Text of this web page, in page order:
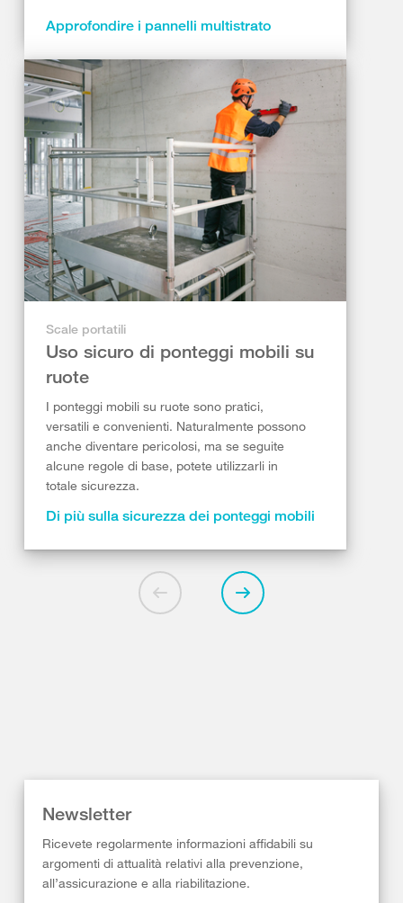
Approfondire i pannelli multistrato
Scale portatili
Uso sicuro di ponteggi mobili su
ruote
I ponteggi mobili su ruote sono pratici,
versatili e convenienti. Naturalmente possono
anche diventare pericolosi, ma se seguite
alcune regole di base, potete utilizzarli in
totale sicurezza.
Di più sulla sicurezza dei ponteggi mobili
Newsletter
Ricevete regolarmente informazioni affidabili su
argomenti di attualità relativi alla prevenzione,
all’assicurazione e alla riabilitazione.